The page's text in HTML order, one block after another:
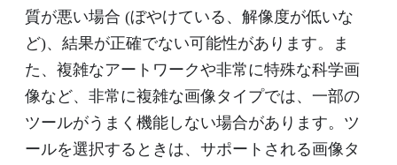
質が悪い場合 (ぼやけている、解像度が低いな
ど)、結果が正確でない可能性があります。ま
た、複雑なアートワークや非常に特殊な科学画
像など、非常に複雑な画像タイプでは、一部の
ツールがうまく機能しない場合があります。ツ
ールを選択するときは、サポートされる画像タ